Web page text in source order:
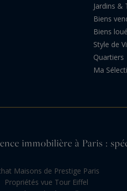
Jardins &
Biens
Biens
Style de
Quartiers
Ma
immobilière à Paris :
Maisons de Prestige Paris
Propriétés vue Tour Eiffel